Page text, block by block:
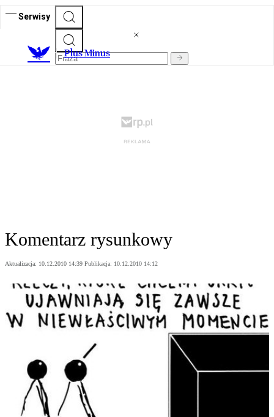
Serwisy
Plus Minus
Komentarz rysunkowy
Aktualizacja: 10.12.2010 14:39 Publikacja: 10.12.2010 14:12